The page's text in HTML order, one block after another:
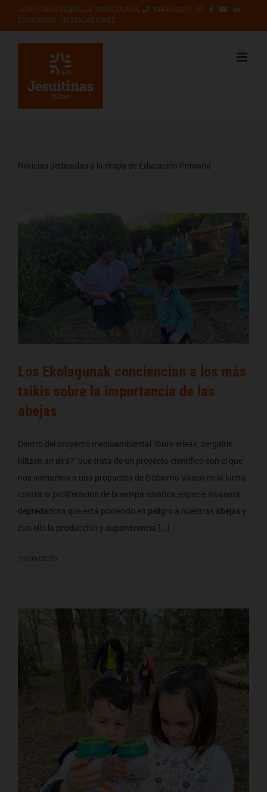
Saltar
contenido
JESUITINAS BILBAO LA INMACULADA
944454200
EDUCAMOS
INSTALACIONES
Noticias dedicadas a la etapa de Educación Primaria
Los Ekolagunak conciencian a los más
txikis sobre la importancia de las
abejas
Dentro del proyecto medioambiental "Gure erleak, zergaitik
hiltzen ari dira?" que trata de un proyecto científico con el que
nos sumamos a una propuesta de Gobierno Vasco en la lucha
contra la proliferación de la avispa asiática; especie invasora
depredadora que está poniendo en peligro a nuestras abejas y
con ello la producción y supervivencia [...]
10/06/2026